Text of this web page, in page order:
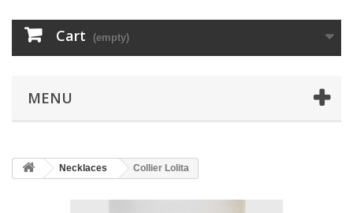
Cart (empty)
MENU
Necklaces Collier Lolita